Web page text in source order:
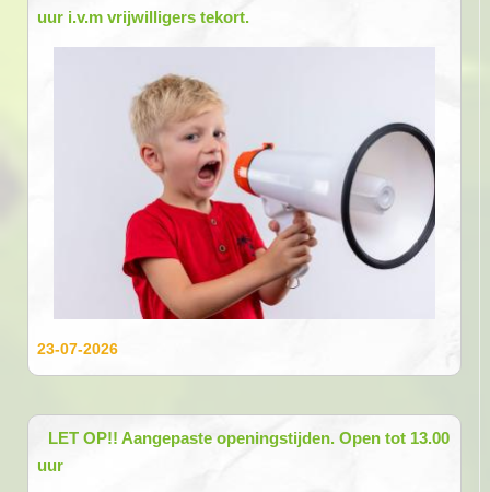
uur i.v.m vrijwilligers tekort.
23-07-2026
LET OP!! Aangepaste openingstijden. Open tot 13.00
uur